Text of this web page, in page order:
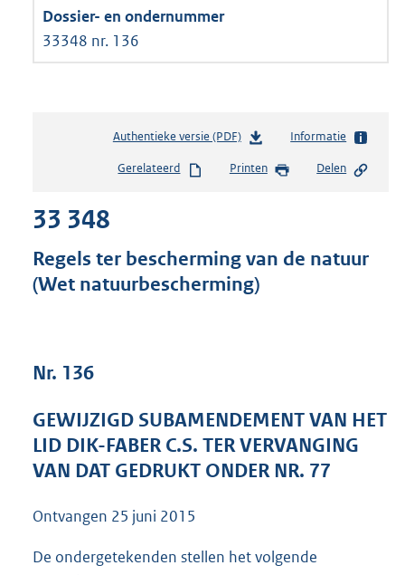
33348 nr. 136
Authentieke versie (PDF)b
s
s
g
:
4
K
Informatie
Gerelateerd Printen Delen
33 348
Regels ter bescherming van de natuur
(Wet natuurbescherming)
Nr. 136
GEWIJZIGD SUBAMENDEMENT VAN HET
LID DIK-FABER C.S. TER VERVANGING
VAN DAT GEDRUKT ONDER NR. 77
Ontvangen 25 juni 2015
De ondergetekenden stellen het volgende